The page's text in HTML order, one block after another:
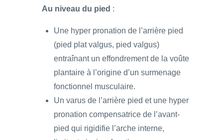
Au niveau du pied :
Une hyper pronation de l’arrière pied
(pied plat valgus, pied valgus)
entraînant un effondrement de la voûte
plantaire à l’origine d’un surmenage
fonctionnel musculaire.
Un varus de l’arrière pied et une hyper
pronation compensatrice de l’avant-
pied qui rigidifie l’arche interne,